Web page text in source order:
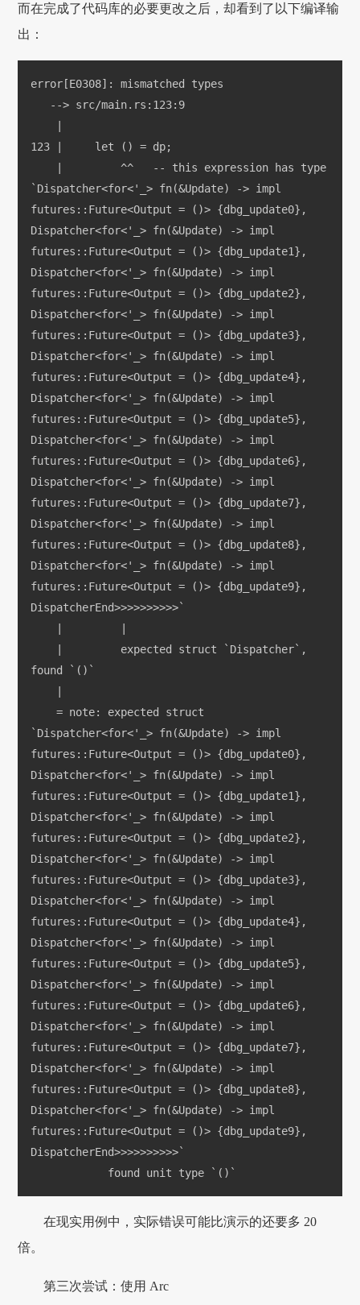
而在完成了代码库的必要更改之后，却看到了以下编译输
出：
error[E0308]: mismatched types
   --> src/main.rs:123:9
123 |     let () = dp;
`Dispatcher<for<'_> fn(&Update) -> impl
futures::Future<Output = ()> {dbg_update0},
Dispatcher<for<'_> fn(&Update) -> impl
futures::Future<Output = ()> {dbg_update1},
Dispatcher<for<'_> fn(&Update) -> impl
futures::Future<Output = ()> {dbg_update2},
Dispatcher<for<'_> fn(&Update) -> impl
futures::Future<Output = ()> {dbg_update3},
Dispatcher<for<'_> fn(&Update) -> impl
futures::Future<Output = ()> {dbg_update4},
Dispatcher<for<'_> fn(&Update) -> impl
futures::Future<Output = ()> {dbg_update5},
Dispatcher<for<'_> fn(&Update) -> impl
futures::Future<Output = ()> {dbg_update6},
Dispatcher<for<'_> fn(&Update) -> impl
futures::Future<Output = ()> {dbg_update7},
Dispatcher<for<'_> fn(&Update) -> impl
futures::Future<Output = ()> {dbg_update8},
Dispatcher<for<'_> fn(&Update) -> impl
futures::Future<Output = ()> {dbg_update9},
DispatcherEnd>>>>>>>>>>`
found `()`
    = note: expected struct
`Dispatcher<for<'_> fn(&Update) -> impl
futures::Future<Output = ()> {dbg_update0},
Dispatcher<for<'_> fn(&Update) -> impl
futures::Future<Output = ()> {dbg_update1},
Dispatcher<for<'_> fn(&Update) -> impl
futures::Future<Output = ()> {dbg_update2},
Dispatcher<for<'_> fn(&Update) -> impl
futures::Future<Output = ()> {dbg_update3},
Dispatcher<for<'_> fn(&Update) -> impl
futures::Future<Output = ()> {dbg_update4},
Dispatcher<for<'_> fn(&Update) -> impl
futures::Future<Output = ()> {dbg_update5},
Dispatcher<for<'_> fn(&Update) -> impl
futures::Future<Output = ()> {dbg_update6},
Dispatcher<for<'_> fn(&Update) -> impl
futures::Future<Output = ()> {dbg_update7},
Dispatcher<for<'_> fn(&Update) -> impl
futures::Future<Output = ()> {dbg_update8},
Dispatcher<for<'_> fn(&Update) -> impl
futures::Future<Output = ()> {dbg_update9},
DispatcherEnd>>>>>>>>>>`
            found unit type `()`
在现实用例中，实际错误可能比演示的还要多 20
倍。
第三次尝试：使用 Arc